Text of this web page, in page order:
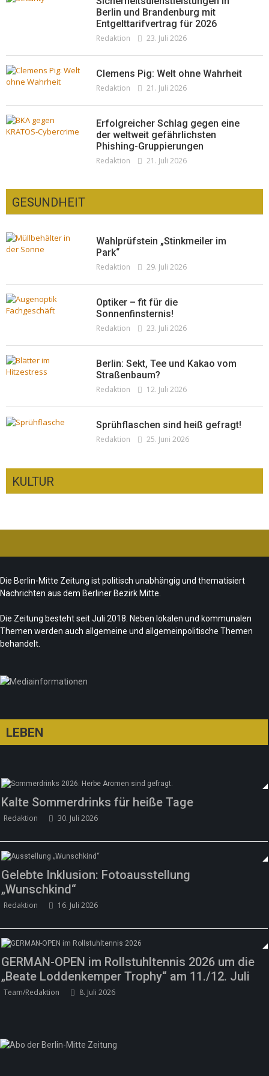
Berlin und Brandenburg mit
Entgelttarifvertrag für 2026
Redaktion 23. Juli 2026
Clemens Pig: Welt ohne Wahrheit
Redaktion 21. Juli 2026
Erfolgreicher Schlag gegen eine
der weltweit gefährlichsten
Phishing-Gruppierungen
Redaktion 21. Juli 2026
GESUNDHEIT
Wahlprüfstein „Stinkmeiler im
Park“
Redaktion 29. Juli 2026
Optiker – fit für die
Sonnenfinsternis!
Redaktion 23. Juli 2026
Berlin: Sekt, Tee und Kakao vom
Straßenbaum?
Redaktion 12. Juli 2026
Sprühflaschen sind heiß gefragt!
Redaktion 25. Juni 2026
KULTUR
Folgerungen
Fête de la Musique 2026 – Summer makes
music
Redaktion 21. Juni 2026
Sommer in Berlin – die neue Edition vom
Die Berlin-Mitte Zeitung ist politisch unabhängig und thematisiert
Nachrichten aus dem Berliner Bezirk Mitte.
Die Zeitung besteht seit Juli 2018. Neben lokalen und kommunalen
Themen werden auch allgemeine und allgemeinpolitische Themen
behandelt.
LEBEN
Kalte Sommerdrinks für heiße Tage
Redaktion 30. Juli 2026
Gelebte Inklusion: Fotoausstellung
„Wunschkind“
Redaktion 16. Juli 2026
GERMAN-OPEN im Rollstuhltennis 2026 um die
„Beate Loddenkemper Trophy“ am 11./12. Juli
Team/Redaktion 8. Juli 2026